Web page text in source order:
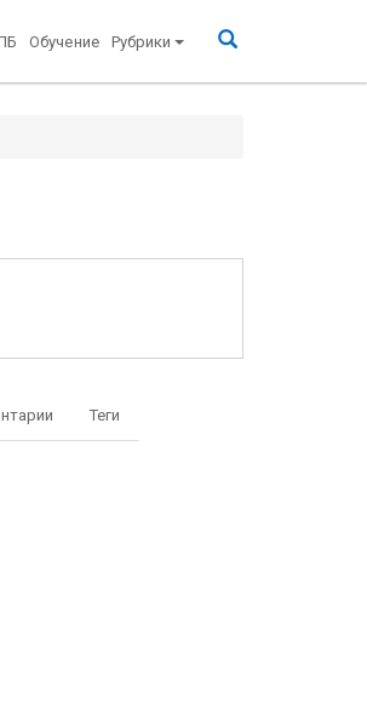
Обучение Рубрики
Теги